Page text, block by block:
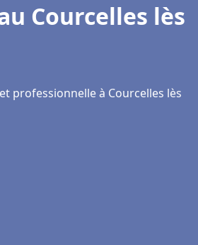
Courcelles lès
professionnelle à Courcelles lès